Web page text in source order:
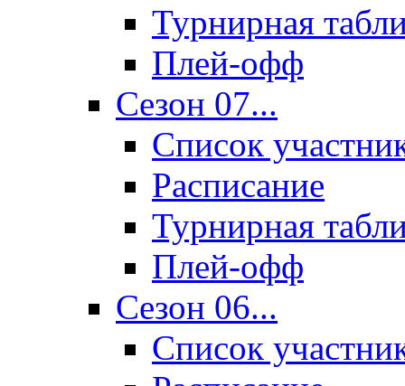
Турнирная
Плей-офф
Сезон 07...
Список
Расписание
Турнирная
Плей-офф
Сезон 06...
Список